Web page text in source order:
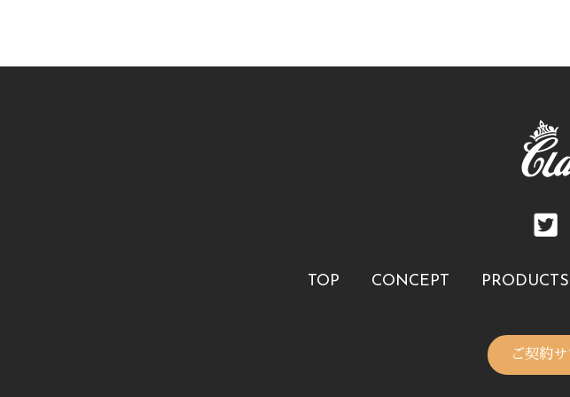
TOP CONCEPT PRODUCTS
ご契約